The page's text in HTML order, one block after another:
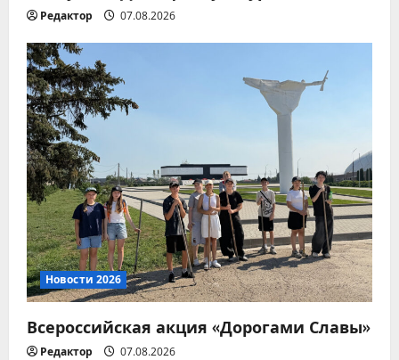
Редактор 07.08.2026
Новости 2026
Всероссийская акция «Дорогами Славы»
Редактор 07.08.2026